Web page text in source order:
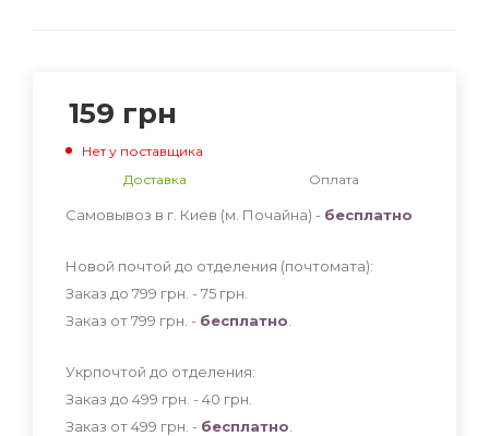
159 грн
Нет у поставщика
Доставка
Оплата
Самовывоз в г. Киев (м. Почайна) - бесплатно
Новой почтой до отделения (почтомата):
Заказ до 799 грн. - 75 грн
Заказ от 799 грн. - бесплатно
Укрпочтой до отделения:
Заказ до 499 грн. - 40 грн
Заказ от 499 грн. - бесплатно